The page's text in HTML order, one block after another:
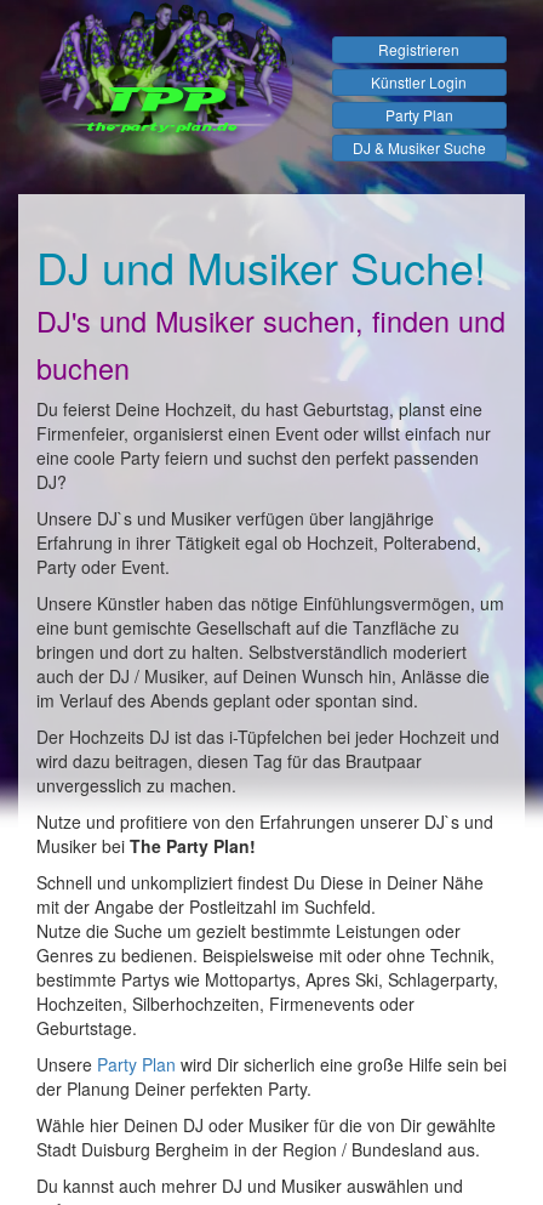
Registrieren
Künstler Login
Party Plan
DJ & Musiker Suche
DJ und Musiker Suche!
DJ's und Musiker suchen, finden und
buchen
Du feierst Deine Hochzeit, du hast Geburtstag, planst eine
Firmenfeier, organisierst einen Event oder willst einfach nur
eine coole Party feiern und suchst den perfekt passenden
DJ?
Unsere DJ`s und Musiker verfügen über langjährige
Erfahrung in ihrer Tätigkeit egal ob Hochzeit, Polterabend,
Party oder Event.
Unsere Künstler haben das nötige Einfühlungsvermögen, um
eine bunt gemischte Gesellschaft auf die Tanzfläche zu
bringen und dort zu halten. Selbstverständlich moderiert
auch der DJ / Musiker, auf Deinen Wunsch hin, Anlässe die
im Verlauf des Abends geplant oder spontan sind.
Der Hochzeits DJ ist das i-Tüpfelchen bei jeder Hochzeit und
wird dazu beitragen, diesen Tag für das Brautpaar
unvergesslich zu machen.
Nutze und profitiere von den Erfahrungen unserer DJ`s und
Musiker bei The Party Plan!
Schnell und unkompliziert findest Du Diese in Deiner Nähe
mit der Angabe der Postleitzahl im Suchfeld.
Nutze die Suche um gezielt bestimmte Leistungen oder
Genres zu bedienen. Beispielsweise mit oder ohne Technik,
bestimmte Partys wie Mottopartys, Apres Ski, Schlagerparty,
Hochzeiten, Silberhochzeiten, Firmenevents oder
Geburtstage.
Unsere Party Plan wird Dir sicherlich eine große Hilfe sein bei
der Planung Deiner perfekten Party.
Wähle hier Deinen DJ oder Musiker für die von Dir gewählte
Stadt Duisburg Bergheim in der Region / Bundesland aus.
Du kannst auch mehrer DJ und Musiker auswählen und